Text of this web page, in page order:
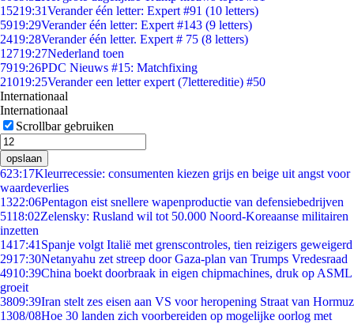
15219:31Verander één letter: Expert #91 (10 letters)
5919:29Verander één letter: Expert #143 (9 letters)
2419:28Verander één letter. Expert # 75 (8 letters)
12719:27Nederland toen
7919:26PDC Nieuws #15: Matchfixing
21019:25Verander een letter expert (7lettereditie) #50
Internationaal
Internationaal
Scrollbar gebruiken
opslaan
623:17Kleurrecessie: consumenten kiezen grijs en beige uit angst voor
waardeverlies
1322:06Pentagon eist snellere wapenproductie van defensiebedrijven
5118:02Zelensky: Rusland wil tot 50.000 Noord-Koreaanse militairen
inzetten
1417:41 Spanje volgt Italië met grenscontroles, tien reizigers geweigerd
2917:30Netanyahu zet streep door Gaza-plan van Trumps Vredesraad
4910:39China boekt doorbraak in eigen chipmachines, druk op ASML
groeit
3809:39Iran stelt zes eisen aan VS voor heropening Straat van Hormuz
1308/08Hoe 30 landen zich voorbereiden op mogelijke oorlog met